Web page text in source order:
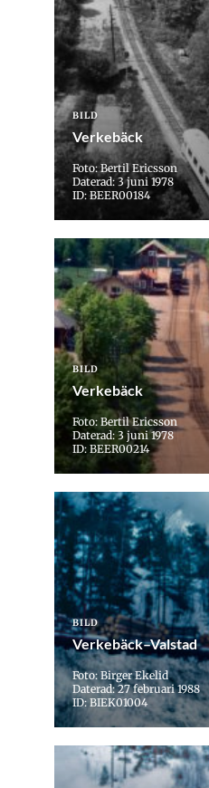
BILD
Verkebäck
Foto: Bertil Ericsson
Daterad: 3 juni 1978
ID: BEER00184
BILD
Verkebäck
Foto: Bertil Ericsson
Daterad: 3 juni 1978
ID: BEER00214
BILD
Verkebäck–Valstad
Foto: Birger Ekelid
Daterad: 27 februari 1988
ID: BIEK01004